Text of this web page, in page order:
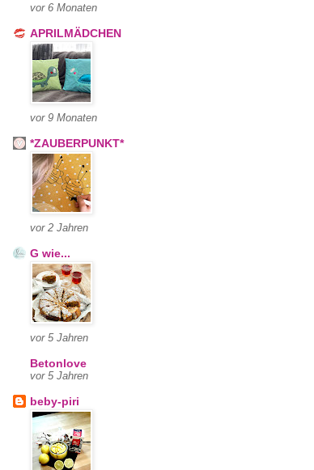
vor 6 Monaten
APRILMÄDCHEN
vor 9 Monaten
*ZAUBERPUNKT*
vor 2 Jahren
G wie...
vor 5 Jahren
Betonlove
vor 5 Jahren
beby-piri